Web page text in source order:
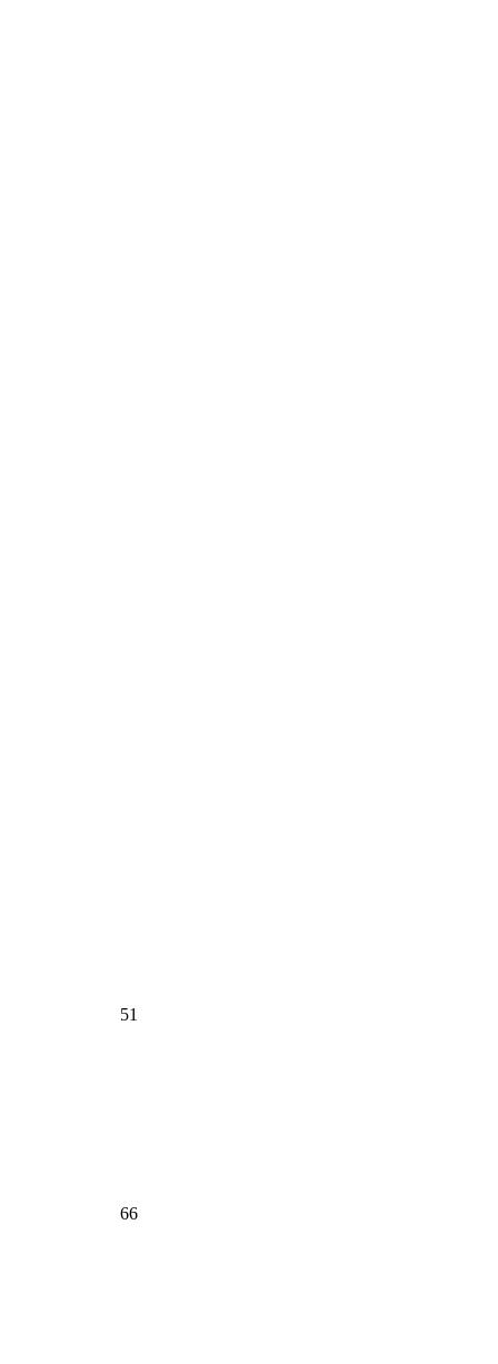
51
66